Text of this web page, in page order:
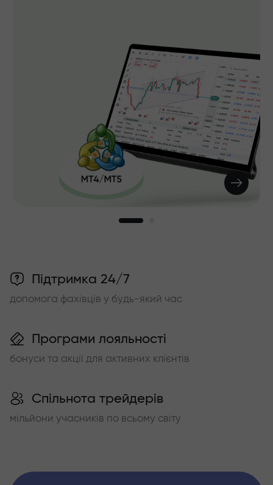
Підтримка 24/7
допомога фахівців у будь-який час
Програми лояльності
бонуси та акції для активних клієнтів
Спільнота трейдерів
мільйони учасників по всьому світу